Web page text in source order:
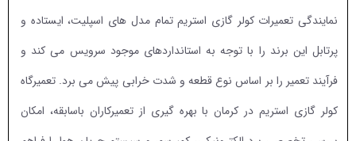
نمایندگی تعمیرات کولر گازی استریم تمام مدل های اسپلیت، ایستاده و
پرتابل این برند را با توجه به استانداردهای موجود سرویس می کند و
فرآیند تعمیر را بر اساس نوع قطعه و شدت خرابی پیش می برد. تعمیرگاه
کولر گازی استریم در کرمان با بهره گیری از تعمیرکاران باسابقه، امکان